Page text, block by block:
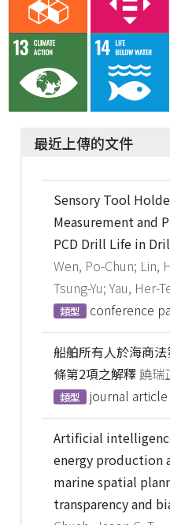
最近上傳的文件
Sensory Tool
Measurement and
PCD Drill Life in
Wen, Po-Chun; Lin,
Tsung-Yu; Yau, Her-
類型 conference
船舶所有人於海商
條第2項之解釋饒
類型 journal article
Artificial
energy production
marine spatial
transparency and